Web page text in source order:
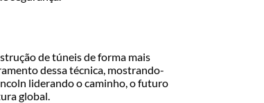
de túneis de forma mais
dessa técnica, mostrando-
liderando o caminho, o futuro
global.